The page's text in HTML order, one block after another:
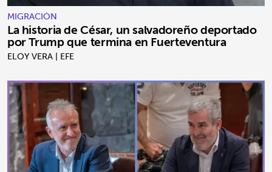
MIGRACIÓN
La historia de César, un salvadoreño deportado
por Trump que termina en Fuerteventura
ELOY VERA | EFE